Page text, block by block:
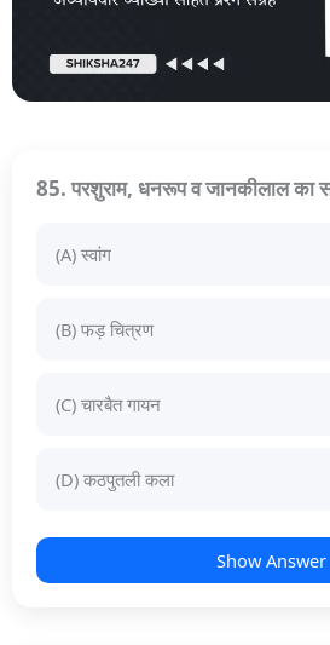
85. परशुराम, धनरूप व जानकीलाल का
(A) स्वांग
(B) फड़ चित्रण
(C) चारबैत गायन
(D) कठपुतली कला
Show Answer